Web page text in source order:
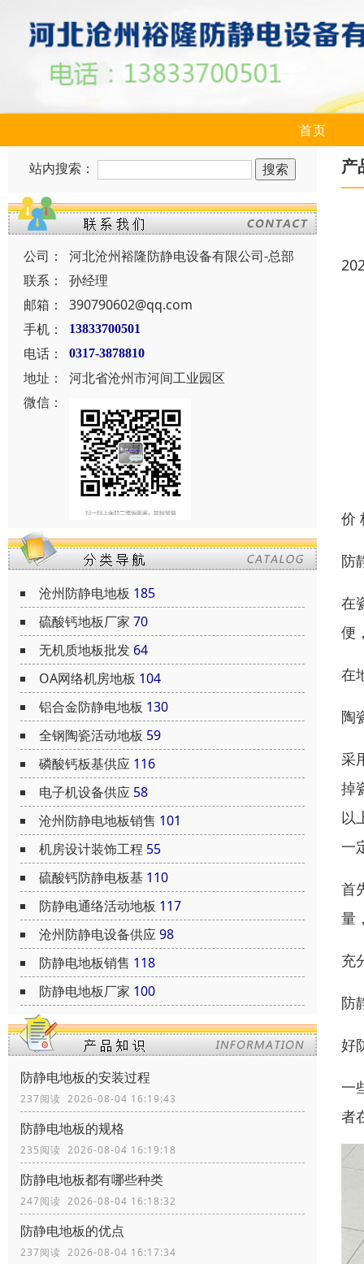
首页
站内搜索：
公司：
河北沧州裕隆防静电设备有限公司-总部
联系：
孙经理
邮箱：
390790602@qq.com
手机：
13833700501
电话： 0317-3878810
地址：
河北省沧州市河间工业园区
微信：
沧州防静电地板 185
硫酸钙地板厂家 70
无机质地板批发 64
OA网络机房地板 104
铝合金防静电地板 130
全钢陶瓷活动地板 59
磷酸钙板基供应 116
电子机设备供应 58
沧州防静电地板销售 101
机房设计装饰工程 55
硫酸钙防静电板基 110
防静电通络活动地板 117
沧州防静电设备供应98
防静电地板销售 118
防静电地板厂家 100
防静电地板的安装过程
237阅读 2026-08-04 16:19:43
防静电地板的规格
235阅读 2026-08-04 16:19:18
防静电地板都有哪些种类
247阅读 2026-08-04 16:18:32
防静电地板的优点
237阅读 2026-08-04 16:17:34
产
价
防
在
便
在
陶
采
掉
以
一
首
量
充
防
好
一
者